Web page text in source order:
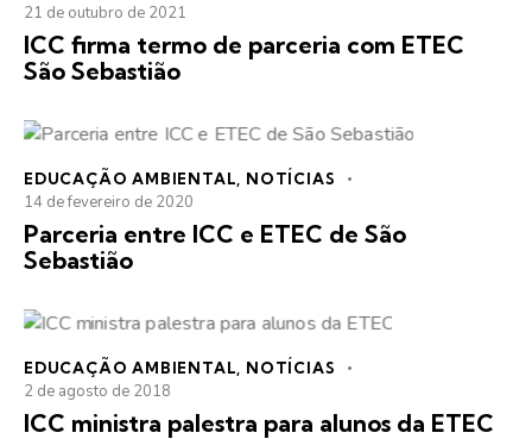
21 de outubro de 2021
ICC firma termo de parceria com ETEC
São Sebastião
EDUCAÇÃO AMBIENTAL NOTÍCIAS
14 de fevereiro de 2020
Parceria entre ICC e ETEC de São
Sebastião
EDUCAÇÃO AMBIENTAL NOTÍCIAS
2 de agosto de 2018
ICC ministra palestra para alunos da ETEC